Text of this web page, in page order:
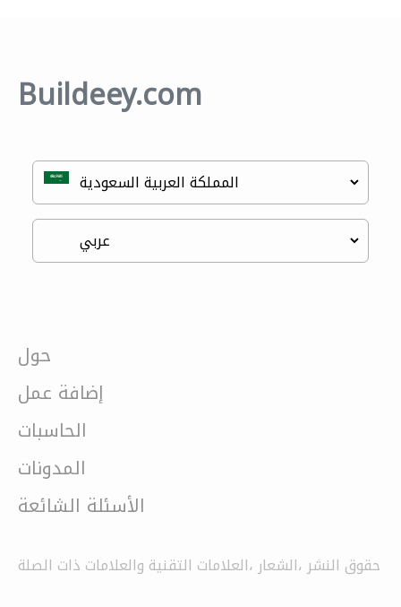
Buildeey.com
حول
إضافة عمل
الحاسبات
المدونات
الأسئلة الشائعة
حقوق النشر ،الشعار ،العلامات التقنية والعلامات ذات الصلة